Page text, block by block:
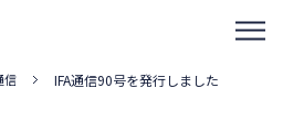
信 IFA通信90号を発行しました